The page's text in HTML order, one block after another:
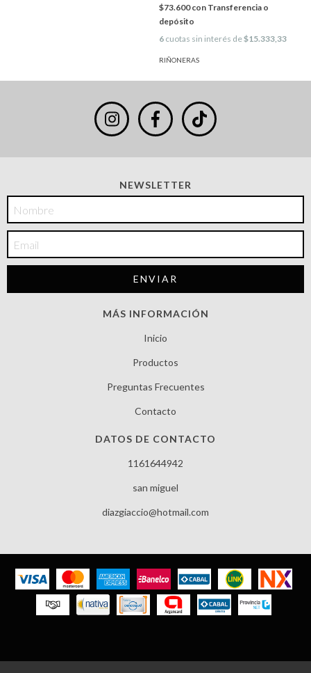
$73.600con Transferencia o
depósito
6 cuotas sin interés de$15.333,33
RIÑONERAS
NEWSLETTER
MÁS INFORMACIÓN
Inicio
Productos
Preguntas Frecuentes
Contacto
DATOS DE CONTACTO
1161644942
san miguel
diazgiaccio@hotmail.com